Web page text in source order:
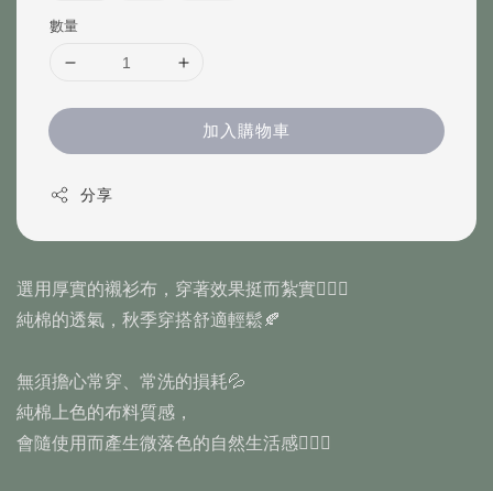
數量
加入購物車
分享
選用厚實的襯衫布，穿著效果挺而紮實🧔🏻‍♂️
純棉的透氣，秋季穿搭舒適輕鬆🍂
無須擔心常穿、常洗的損耗💦
純棉上色的布料質感，
會隨使用而產生微落色的自然生活感🚶🏻‍♂️